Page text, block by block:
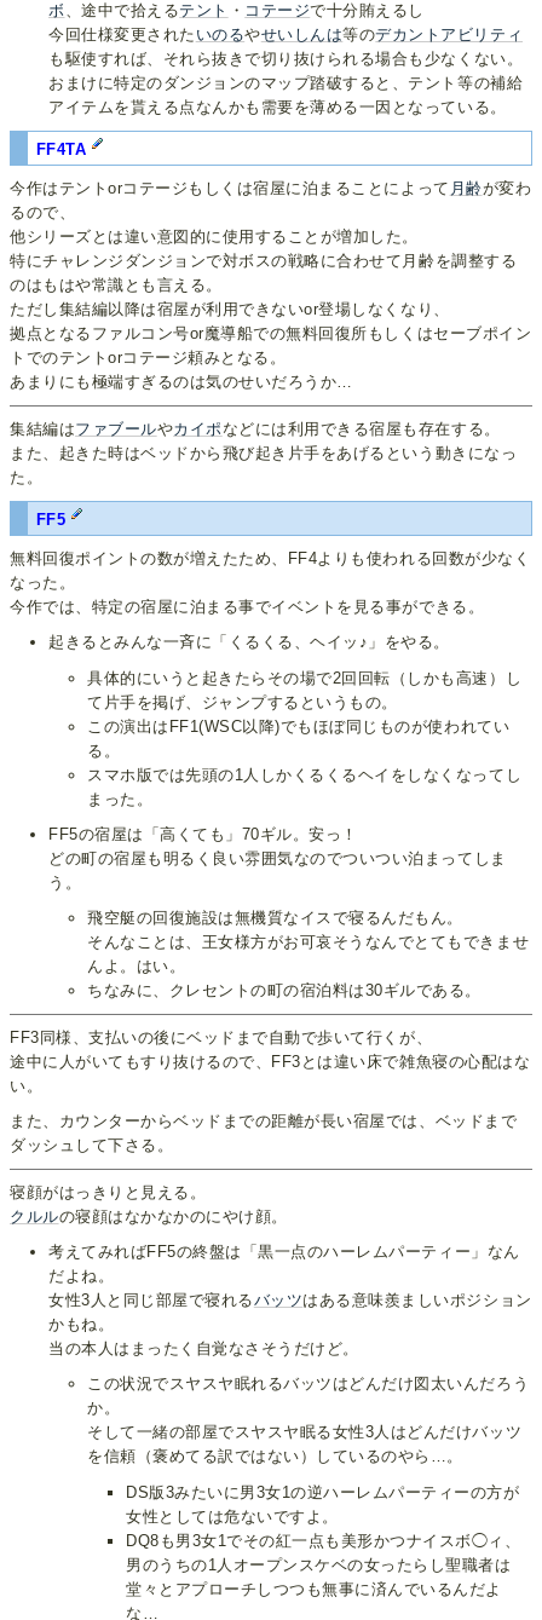
ボ、途中で拾えるテント ・ コテージで十分賄えるし
今回仕様変更された いのるやせいしんは等のデカントアビリティ
も駆使すれば、それら抜きで切り抜けられる場合も少なくない。
おまけに特定のダンジョンのマップ踏破すると、テント等の補給
アイテムを貰える点なんかも需要を薄める一因となっている。
FF4TA
今作はテントorコテージもしくは宿屋に泊まることによって 月齢が変わ
るので、
他シリーズとは違い意図的に使用することが増加した。
特にチャレンジダンジョンで対ボスの戦略に合わせて月齢を調整する
のはもはや常識とも言える。
ただし集結編以降は宿屋が利用できないor登場しなくなり、
拠点となるファルコン号or魔導船での無料回復所もしくはセーブポイン
トでのテントorコテージ頼みとなる。
あまりにも極端すぎるのは気のせいだろうか…
集結編はファブールやカイポなどには利用できる宿屋も存在する。
また、起きた時はベッドから飛び起き片手をあげるという動きになっ
た。
FF5
無料回復ポイントの数が増えたため、FF4よりも使われる回数が少なく
なった。
今作では、特定の宿屋に泊まる事でイベントを見る事ができる。
起きるとみんな一斉に「くるくる、ヘイッ♪」をやる。
具体的にいうと起きたらその場で2回回転（しかも高速）し
て片手を掲げ、ジャンプするというもの。
この演出はFF1(WSC以降)でもほぼ同じものが使われてい
る。
スマホ版では先頭の1人しかくるくるヘイをしなくなってし
まった。
FF5の宿屋は「高くても」70ギル。安っ！
どの町の宿屋も明るく良い雰囲気なのでついつい泊まってしま
う。
飛空艇の回復施設は無機質なイスで寝るんだもん。
そんなことは、王女様方がお可哀そうなんでとてもできませ
んよ。はい。
ちなみに、クレセントの町の宿泊料は30ギルである。
FF3同様、支払いの後にベッドまで自動で歩いて行くが、
途中に人がいてもすり抜けるので、FF3とは違い床で雑魚寝の心配はな
い。
また、カウンターからベッドまでの距離が長い宿屋では、ベッドまで
ダッシュして下さる。
寝顔がはっきりと見える。
クルルの寝顔はなかなかのにやけ顔。
考えてみればFF5の終盤は「黒一点のハーレムパーティー」なん
だよね。
女性3人と同じ部屋で寝れるバッツはある意味羨ましいポジション
かもね。
当の本人はまったく自覚なさそうだけど。
この状況でスヤスヤ眠れるバッツはどんだけ図太いんだろう
か。
そして一緒の部屋でスヤスヤ眠る女性3人はどんだけバッツ
を信頼（褒めてる訳ではない）しているのやら…。
DS版3みたいに男3女1の逆ハーレムパーティーの方が
女性としては危ないですよ。
DQ8も男3女1でその紅一点も美形かつナイスボ◯ィ、
男のうちの1人オープンスケベの女ったらし聖職者は
堂々とアプローチしつつも無事に済んでいるんだよ
な…